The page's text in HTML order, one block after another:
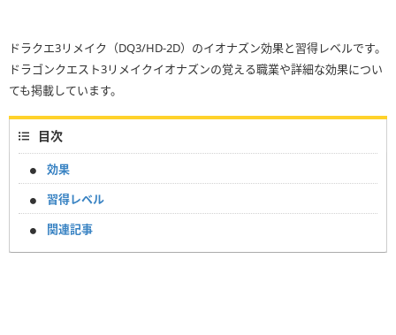
ドラクエ3リメイク（DQ3/HD-2D）のイオナズン効果と習得レベルです。
ドラゴンクエスト3リメイクイオナズンの覚える職業や詳細な効果につい
ても掲載しています。
目次
効果
習得レベル
関連記事